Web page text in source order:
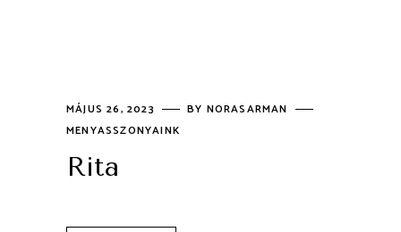
MÁJUS 26, 2023 BY NORASARMAN
MENYASSZONYAINK
Rita